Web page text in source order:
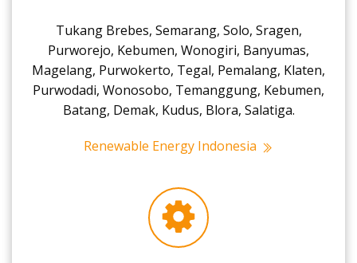
Tukang Brebes, Semarang, Solo, Sragen,
Purworejo, Kebumen, Wonogiri, Banyumas,
Magelang, Purwokerto, Tegal, Pemalang, Klaten,
Purwodadi, Wonosobo, Temanggung, Kebumen,
Batang, Demak, Kudus, Blora, Salatiga.
Renewable Energy Indonesia